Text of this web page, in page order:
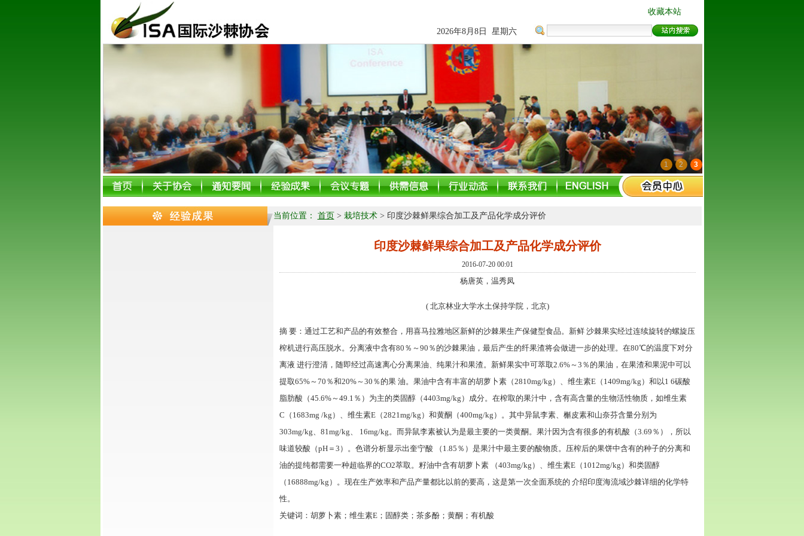
2026年8月8日 星期六
收藏本站
1 2 3
当前位置： 首页 > 栽培技术> 印度沙棘鲜果综合加工及产品化学成分评价
印度沙棘鲜果综合加工及产品化学成分评价
2016-07-20 00:01
杨唐英，温秀凤
( 北京林业大学水土保持学院，北京)
摘 要：通过工艺和产品的有效整合，用喜马拉雅地区新鲜的沙棘果生产保健型食品。新鲜 沙棘果实经过连续旋转的螺旋压
榨机进行高压脱水。分离液中含有80％～90％的沙棘果油，最后产生的纤果渣将会做进一步的处理。在80℃的温度下对分
离液 进行澄清，随即经过高速离心分离果油、纯果汁和果渣。新鲜果实中可萃取2.6%～3％的果油，在果渣和果泥中可以
提取65%～70％和20%～30％的果 油。果油中含有丰富的胡萝卜素（2810mg/kg）、维生素E（1409mg/kg）和以1 6碳酸
脂肪酸（45.6%～49.1％）为主的类固醇（4403mg/kg）成分。在榨取的果汁中，含有高含量的生物活性物质，如维生素
C（1683mg /kg）、维生素E（2821mg/kg）和黄酮（400mg/kg）。其中异鼠李素、槲皮素和山奈芬含量分别为
303mg/kg、81mg/kg、 16mg/kg。而异鼠李素被认为是最主要的一类黄酮。果汁因为含有很多的有机酸（3.69％），所以
味道较酸（pH＝3）。色谱分析显示出奎宁酸 （1.85％）是果汁中最主要的酸物质。压榨后的果饼中含有的种子的分离和
油的提纯都需要一种超临界的CO2萃取。籽油中含有胡萝卜素 （403mg/kg）、维生素E（1012mg/kg）和类固醇
（16888mg/kg）。现在生产效率和产品产量都比以前的要高，这是第一次全面系统的 介绍印度海流域沙棘详细的化学特
性。
关键词：胡萝卜素；维生素E；固醇类；茶多酚；黄酮；有机酸